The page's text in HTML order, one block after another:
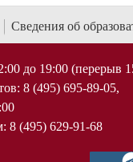
Сведения об
до 19:00 (перерыв
8 (495) 695-89-05,
8 (495) 629-91-68